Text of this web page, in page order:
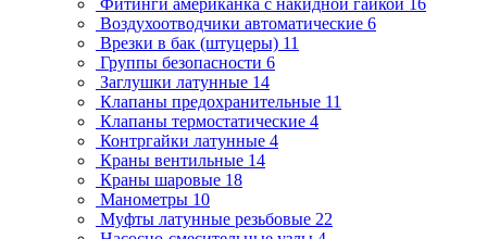
Фитинги американка с накидной гайкой 16
Воздухоотводчики автоматические 6
Врезки в бак (штуцеры) 11
Группы безопасности 6
Заглушки латунные 14
Клапаны предохранительные 11
Клапаны термостатические 4
Контргайки латунные 4
Краны вентильные 14
Краны шаровые 18
Манометры 10
Муфты латунные резьбовые 22